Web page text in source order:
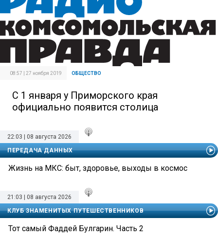
08:57 | 27 ноября 2019 ОБЩЕСТВО
С 1 января у Приморского края
официально появится столица
22:03 | 08 августа 2026
ПЕРЕДАЧА ДАННЫХ
Жизнь на МКС: быт, здоровье, выходы в космос
21:03 | 08 августа 2026
КЛУБ ЗНАМЕНИТЫХ ПУТЕШЕСТВЕННИКОВ
Тот самый Фаддей Булгарин. Часть 2